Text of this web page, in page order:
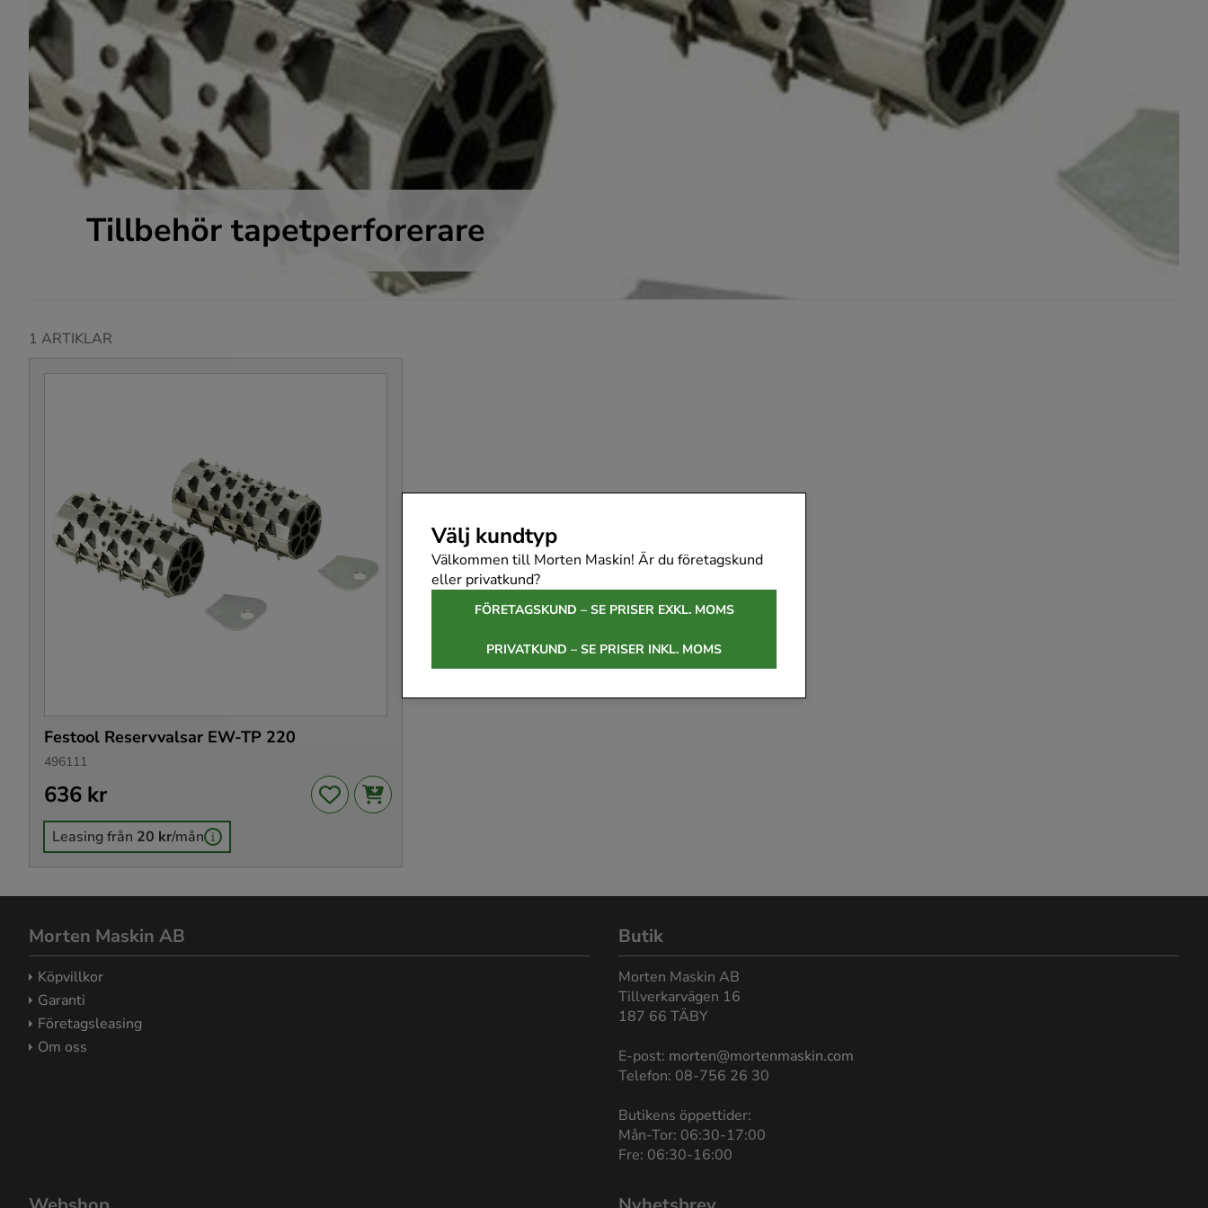
Välj kundtyp
Välkommen till Morten Maskin! Är du företagskund
eller privatkund?
FÖRETAGSKUND – SE PRISER EXKL. MOMS
PRIVATKUND – SE PRISER INKL. MOMS
Tillbehör tapetperforerare
1 ARTIKLAR
Festool Reservvalsar EW-TP 220
496111
Pris:636 kr
636 kr
Leasing från 20 kr/mån
Morten Maskin AB
Köpvillkor
Garanti
Företagsleasing
Om oss
Butik
Morten Maskin AB
Tillverkarvägen 16
187 66 TÄBY
E-post: morten@mortenmaskin.com
Telefon: 08-756 26 30
Butikens öppettider:
Mån-Tor: 06:30-17:00
Fre: 06:30-16:00